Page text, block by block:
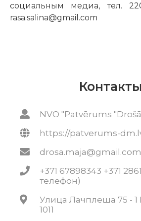
социальным медиа, тел.
rasa.salina@gmail.com
Контакты
NVO "Patvērums
https://patverums-
drosa.maja@gmail.com
+371 67898343 +371
телефон)
Улица Лачплеша 75 - 1
1011